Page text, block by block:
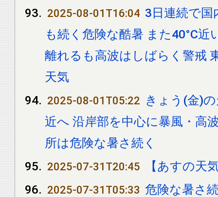
2025-08-01T16:04 3日連続で国
も続く危険な酷暑 また40°C近
離れるも高波はしばらく警戒
天気
2025-08-01T05:22 きょう(金)
近へ 沿岸部を中心に暴風・高
所は危険な暑さ続く
2025-07-31T20:45 【あすの天
2025-07-31T05:33 危険な暑さ